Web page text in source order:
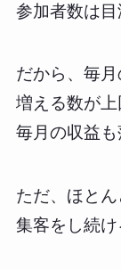
参加者数は目
だから、毎
増える数が上
毎月の収益も
ただ、ほと
集客をし続け